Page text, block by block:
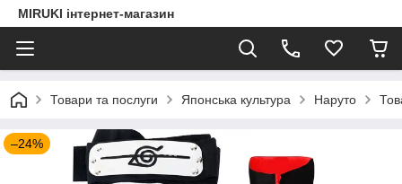
MIRUKI інтернет-магазин
Товари та послуги Японська культура Наруто
–24%